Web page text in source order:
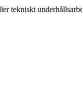
tekniskt